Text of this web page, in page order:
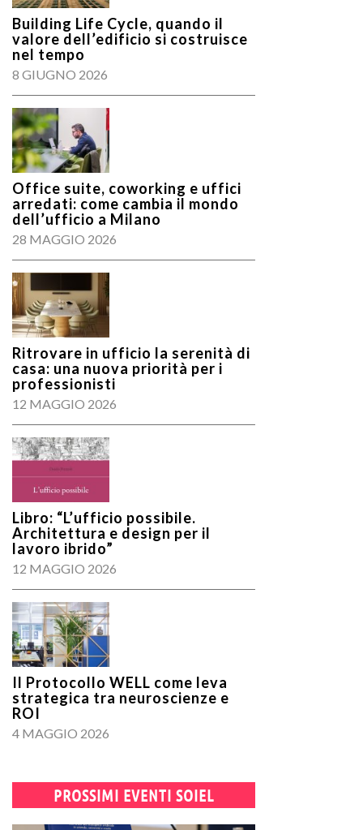
Building Life Cycle, quando il
valore dell’edificio si costruisce
nel tempo
8 GIUGNO 2026
Office suite, coworking e uffici
arredati: come cambia il mondo
dell’ufficio a Milano
28 MAGGIO 2026
Ritrovare in ufficio la serenità di
casa: una nuova priorità per i
professionisti
12 MAGGIO 2026
Libro: “L’ufficio possibile.
Architettura e design per il
lavoro ibrido”
12 MAGGIO 2026
Il Protocollo WELL come leva
strategica tra neuroscienze e
ROI
4 MAGGIO 2026
PROSSIMI EVENTI SOIEL